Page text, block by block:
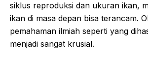
siklus reproduksi dan ukuran ikan,
ikan di masa depan bisa terancam.
pemahaman ilmiah seperti yang
menjadi sangat krusial.